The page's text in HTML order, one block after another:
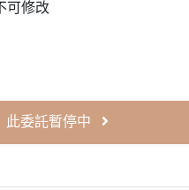
可修改
此委託暫停中